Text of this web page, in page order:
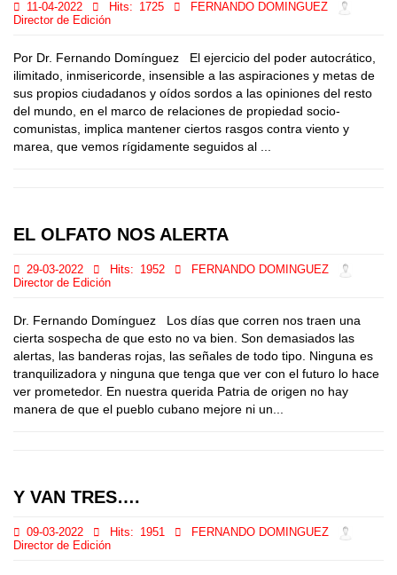
11-04-2022 Hits: 1725
FERNANDO DOMINGUEZ
Director de Edición
Por Dr. Fernando Domínguez El ejercicio del poder autocrático,
ilimitado, inmisericorde, insensible a las aspiraciones y metas de
sus propios ciudadanos y oídos sordos a las opiniones del resto
del mundo, en el marco de relaciones de propiedad socio-
comunistas, implica mantener ciertos rasgos contra viento y
marea, que vemos rígidamente seguidos al ...
EL OLFATO NOS ALERTA
29-03-2022 Hits: 1952
FERNANDO DOMINGUEZ
Director de Edición
Dr. Fernando Domínguez Los días que corren nos traen una
cierta sospecha de que esto no va bien. Son demasiados las
alertas, las banderas rojas, las señales de todo tipo. Ninguna es
tranquilizadora y ninguna que tenga que ver con el futuro lo hace
ver prometedor. En nuestra querida Patria de origen no hay
manera de que el pueblo cubano mejore ni un...
Y VAN TRES….
09-03-2022 Hits: 1951
FERNANDO DOMINGUEZ
Director de Edición